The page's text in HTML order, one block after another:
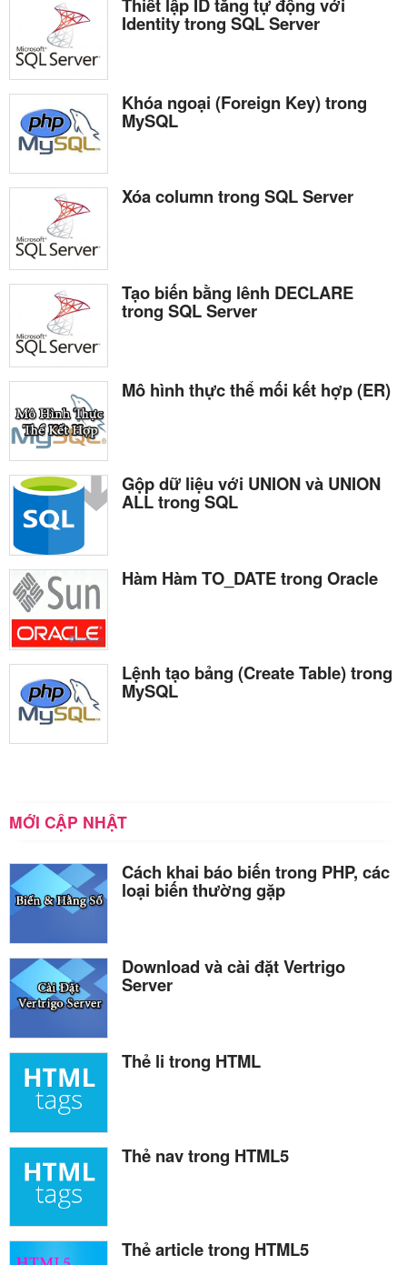
Thiết lập ID tăng tự động với
Identity trong SQL Server
Khóa ngoại (Foreign Key) trong
MySQL
Xóa column trong SQL Server
Tạo biến bằng lênh DECLARE
trong SQL Server
Mô hình thực thể mối kết hợp (ER)
Gộp dữ liệu với UNION và UNION
ALL trong SQL
Hàm Hàm TO_DATE trong Oracle
Lệnh tạo bảng (Create Table) trong
MySQL
MỚI CẬP NHẬT
Cách khai báo biến trong PHP, các
loại biến thường gặp
Download và cài đặt Vertrigo
Server
Thẻ li trong HTML
Thẻ nav trong HTML5
Thẻ article trong HTML5